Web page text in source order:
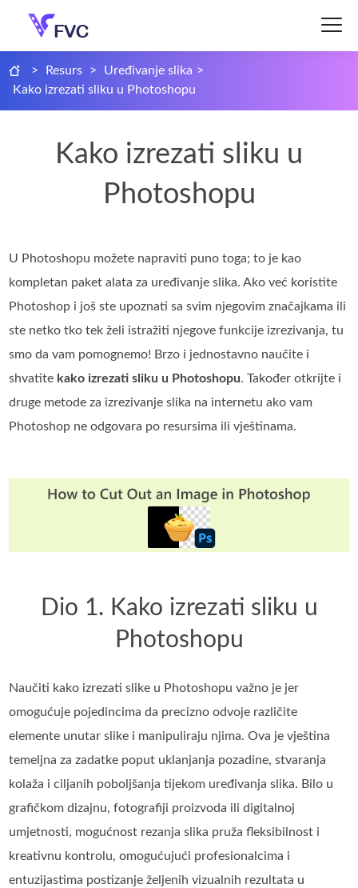
> Resurs > Uređivanje slika >
Kako izrezati sliku u Photoshopu
Kako izrezati sliku u
Photoshopu
U Photoshopu možete napraviti puno toga; to je kao
kompletan paket alata za uređivanje slika. Ako već koristite
Photoshop i još ste upoznati sa svim njegovim značajkama ili
ste netko tko tek želi istražiti njegove funkcije izrezivanja, tu
smo da vam pomognemo! Brzo i jednostavno naučite i
shvatite kako izrezati sliku u Photoshopu. Također otkrijte i
druge metode za izrezivanje slika na internetu ako vam
Photoshop ne odgovara po resursima ili vještinama.
Dio 1. Kako izrezati sliku u
Photoshopu
Naučiti kako izrezati slike u Photoshopu važno je jer
omogućuje pojedincima da precizno odvoje različite
elemente unutar slike i manipuliraju njima. Ova je vještina
temeljna za zadatke poput uklanjanja pozadine, stvaranja
kolaža i ciljanih poboljšanja tijekom uređivanja slika. Bilo u
grafičkom dizajnu, fotografiji proizvoda ili digitalnoj
umjetnosti, mogućnost rezanja slika pruža fleksibilnost i
kreativnu kontrolu, omogućujući profesionalcima i
entuzijastima postizanje željenih vizualnih rezultata u